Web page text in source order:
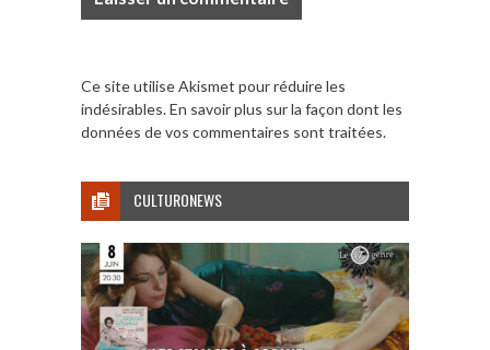
Ce site utilise Akismet pour réduire les
indésirables.En savoir plus sur la façon dont les
données de vos commentaires sont traitées.
CULTURONEWS